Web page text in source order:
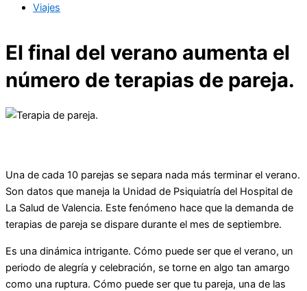
Viajes
El final del verano aumenta el
número de terapias de pareja.
Una de cada 10 parejas se separa nada más terminar el verano.
Son datos que maneja la Unidad de Psiquiatría del Hospital de
La Salud de Valencia. Este fenómeno hace que la demanda de
terapias de pareja se dispare durante el mes de septiembre.
Es una dinámica intrigante. Cómo puede ser que el verano, un
periodo de alegría y celebración, se torne en algo tan amargo
como una ruptura. Cómo puede ser que tu pareja, una de las